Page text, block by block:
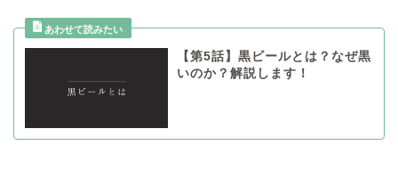
【第5話】黒ビールとは？なぜ黒
いのか？解説します！